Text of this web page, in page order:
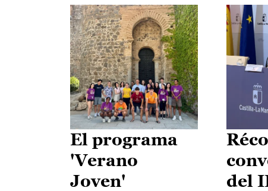
El programa
'Verano
Joven'
del